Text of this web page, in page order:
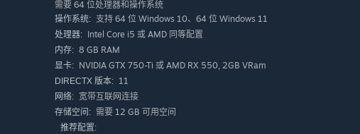
尤其是要争抢小熊软糖的时候
需要 64 位处理器和操作系统
操作系统: 支持 64 位 Windows 10、64 位 Windows 11
处理器: Intel Core i5 或 AMD 同等配置
内存: 8 GB RAM
显卡: NVIDIA GTX 750-Ti 或 AMD RX 550, 2GB VRam
DIRECTX 版本: 11
网络: 宽带互联网连接
存储空间: 需要 12 GB 可用空间
推荐配置: